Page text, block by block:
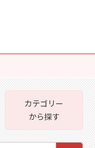
カテゴリー
から探す